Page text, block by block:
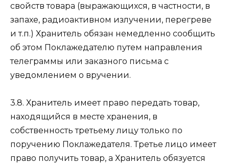
свойств товара (выражающихся, в частности, в
запахе, радиоактивном излучении, перегреве
и т.п.) Хранитель обязан немедленно сообщить
об этом Поклажедателю путем направления
телеграммы или заказного письма с
уведомлением о вручении.
3.8. Хранитель имеет право передать товар,
находящийся в месте хранения, в
собственность третьему лицу только по
поручению Поклажедателя. Третье лицо имеет
право получить товар, а Хранитель обязуется